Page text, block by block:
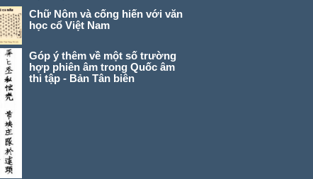
Chữ Nôm và cống hiến với văn
học cổ Việt Nam
Góp ý thêm về một số trường
hợp phiên âm trong Quốc âm
thi tập - Bản Tân biên